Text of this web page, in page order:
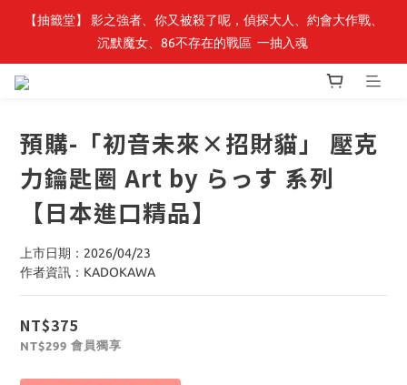
最新開賣🔥「全知讀者視角」 周邊商品
【抽籤堂】 影之強者、你又被殺了呢，偵探大人、約會大作戰、
沉默魔女、86不存在的戰區  一抽入魂
預購-「初音未來×招財貓」 壓克
力鑰匙圈 Art by らっす 系列
【日本進口精品】
上市日期：2026/04/23
作者資訊：KADOKAWA
NT$375
NT$299 會員獨享